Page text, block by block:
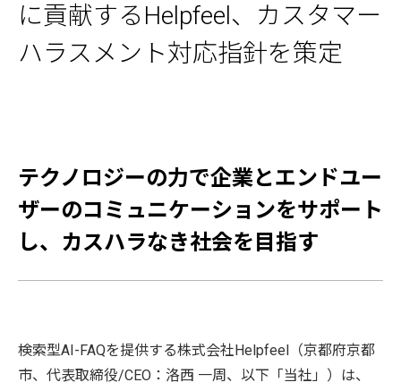
に貢献するHelpfeel、カスタマー
ハラスメント対応指針を策定
テクノロジーの力で企業とエンドユー
ザーのコミュニケーションをサポート
し、カスハラなき社会を目指す
検索型AI-FAQを提供する株式会社Helpfeel（京都府京都
市、代表取締役/CEO：洛西 一周、以下「当社」）は、